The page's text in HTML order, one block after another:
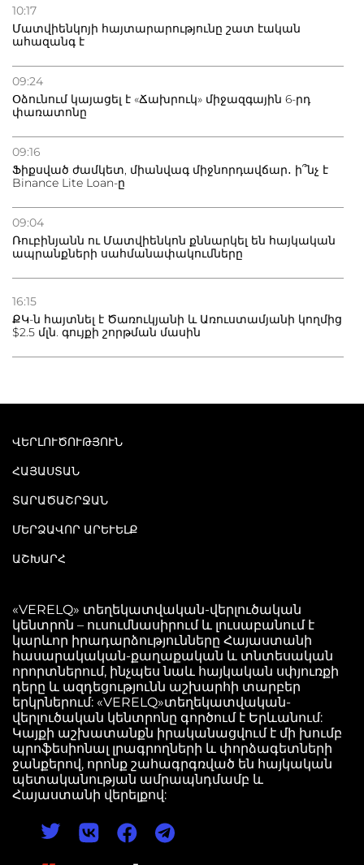
10:17
Մատվիենկոյի հայտարարությունը շատ էական
ահազանգ է
09:24
Օձունում կայացել է «Ճախրուկ» միջազգային 6-րդ
փառատոնը
09:16
Ֆիքսված ժամկետ, միանվագ միջնորդավճար․ ի՞նչ է
Binance Lite Loan-ը
09:04
Ռուբինյանն ու Մատվիենկոն քննարկել են հայկական
ապրանքների սահմանափակումները
16:15
ՔԿ-ն հայտնել է Ծառուկյանի և Առուստամյանի կողմից
$2.5 մլն. գույքի շորթման մասին
ՎԵՐԼՈՒԾՈՒԹՅՈՒՆ
ՀԱՅԱՍՏԱՆ
ՏԱՐԱԾԱՇՐՋԱՆ
ՄԵՐՁԱՎՈՐ ԱՐԵՒԵԼՔ
ԱՇԽԱՐՀ
«VERELQ» տեղեկատվական-վերլուծական
կենտրոն – ուսումնասիրում և լուսաբանում է
կարևոր իրադարձությունները Հայաստանի
հասարակական-քաղաքական և տնտեսական
որորտներում, ինչպես նաև հայկական սփյուռքի
դերը և ազդեցությունն աշխարհի տարբեր
երկրներում: «VERELQ»տեղեկատվական-
վերլուծական կենտրոնը գործում է Երևանում:
Կայքի աշխատանքն իրականացվում է մի խումբ
պրոֆեսիոնալ լրագրողների և փորձագետների
ջանքերով, որոնք շահագրգռված են հայկական
պետականության ամրապնդմամբ և
Հայաստանի վերելքով: